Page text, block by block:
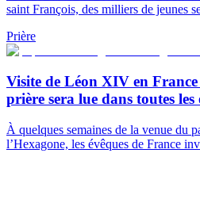
saint François, des milliers de jeunes
Prière
Visite de Léon XIV en
prière sera lue dans toutes les
À quelques semaines de la venue du
l’Hexagone, les évêques de France